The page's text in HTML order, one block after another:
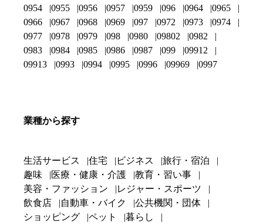
0954
0955 0956 0957 0959 096 0964
0965
0966
0967 0968 0969 097 0972 0973
0974
0977
0978 0979 098 0980 09802
0982
0983
0984 0985 0986 0987 099
09912
09913
0993 0994 0995 0996 09969 0997
業種から探す
生活サービス 住宅 ビジネス
旅行・宿泊
趣味
医療・健康・介護
教育・習い事
美容・ファッション
レジャー・スポーツ
飲食店
自動車・バイク
公共機関・団体
ショッピング
ペット
暮らし